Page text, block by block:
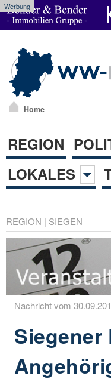
Werbung
Home
REGION
LOKALES
REGION | SIEGEN
Nachricht vom
Siegener